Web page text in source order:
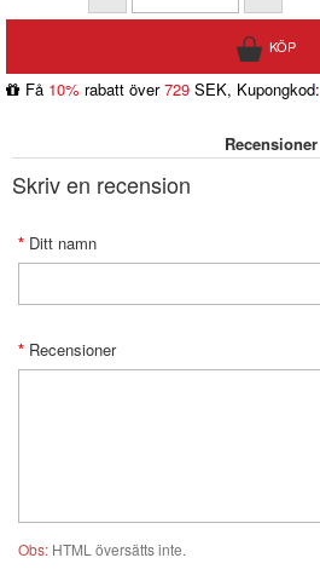
Få 10% rabatt över729 SEK, Kupongkod:
Recensioner
Skriv en recension
Ditt namn
Recensioner
Obs: HTML översätts inte.